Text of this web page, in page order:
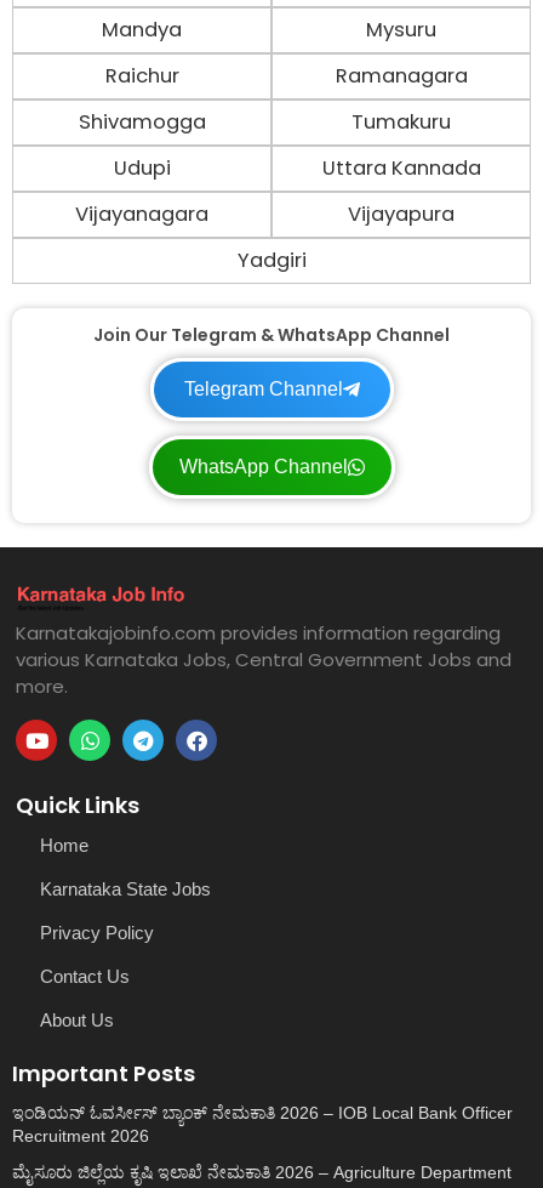
Mandya
Mysuru
Raichur
Ramanagara
Shivamogga
Tumakuru
Udupi
Uttara Kannada
Vijayanagara
Vijayapura
Yadgiri
Join Our Telegram & WhatsApp Channel
Telegram Channel
WhatsApp Channel
Karnatakajobinfo.com provides information regarding
various Karnataka Jobs, Central Government Jobs and
more.
Quick Links
Home
Karnataka State Jobs
Privacy Policy
Contact Us
About Us
Important Posts
ಇಂಡಿಯನ್ ಓವರ್ಸೀಸ್ ಬ್ಯಾಂಕ್ ನೇಮಕಾತಿ 2026 – IOB Local Bank Officer
Recruitment 2026
ಮೈಸೂರು ಜಿಲ್ಲೆಯ ಕೃಷಿ ಇಲಾಖೆ ನೇಮಕಾತಿ 2026 – Agriculture Department